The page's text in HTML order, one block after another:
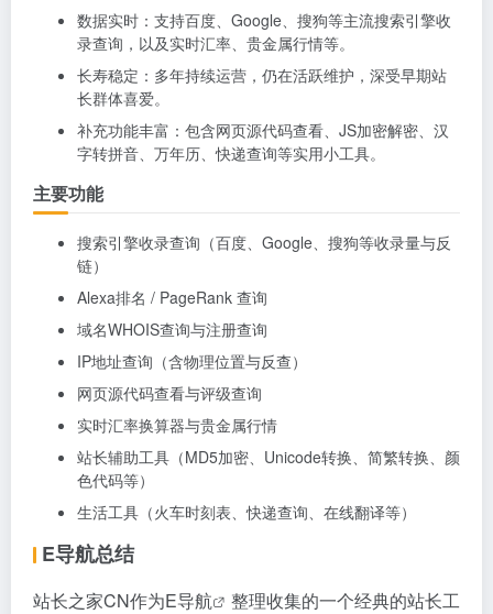
数据实时：支持百度、Google、搜狗等主流搜索引擎收
录查询，以及实时汇率、贵金属行情等。
长寿稳定：多年持续运营，仍在活跃维护，深受早期站
长群体喜爱。
补充功能丰富：包含网页源代码查看、JS加密解密、汉
字转拼音、万年历、快递查询等实用小工具。
主要功能
搜索引擎收录查询（百度、Google、搜狗等收录量与反
链）
Alexa排名 / PageRank 查询
域名WHOIS查询与注册查询
IP地址查询（含物理位置与反查）
网页源代码查看与评级查询
实时汇率换算器与贵金属行情
站长辅助工具（MD5加密、Unicode转换、简繁转换、颜
色代码等）
生活工具（火车时刻表、快递查询、在线翻译等）
E导航总结
站长之家CN作为E导航
整理收集的一个经典的站长工